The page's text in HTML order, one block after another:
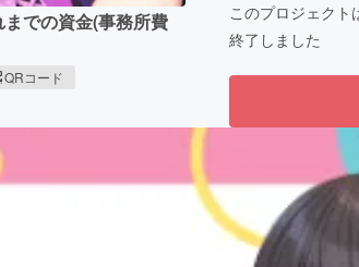
での資金(事務所費
QRコード
このプロジェクト
終了しました